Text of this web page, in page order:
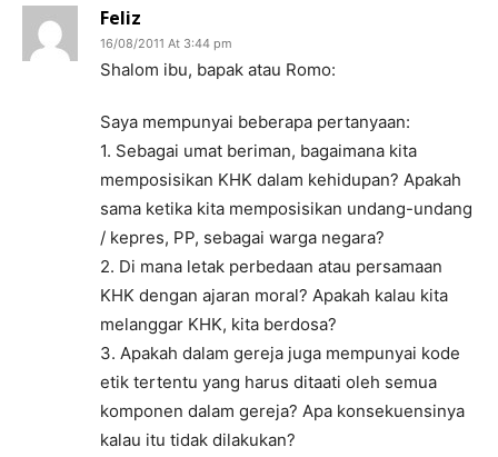
Feliz
16/08/2011 At 3:44 pm
Shalom ibu, bapak atau Romo:
Saya mempunyai beberapa pertanyaan:
1. Sebagai umat beriman, bagaimana kita
memposisikan KHK dalam kehidupan? Apakah
sama ketika kita memposisikan undang-undang
/ kepres, PP, sebagai warga negara?
2. Di mana letak perbedaan atau persamaan
KHK dengan ajaran moral? Apakah kalau kita
melanggar KHK, kita berdosa?
3. Apakah dalam gereja juga mempunyai kode
etik tertentu yang harus ditaati oleh semua
komponen dalam gereja? Apa konsekuensinya
kalau itu tidak dilakukan?